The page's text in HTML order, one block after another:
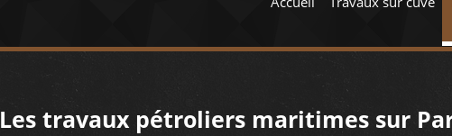
Les travaux pétroliers maritimes sur